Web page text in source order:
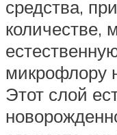
средства,
количестве,
микрофлору
Этот слой